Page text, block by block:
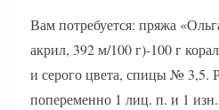
Вам потребуется: пряжа
акрил, 392 м/100 г)-100 г
и серого цвета, спицы № 3,5.
попеременно 1 лиц. п. и 1